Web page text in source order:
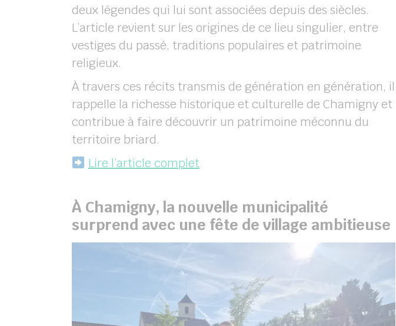
deux légendes qui lui sont associées depuis des siècles.
L’article revient sur les origines de ce lieu singulier, entre
vestiges du passé, traditions populaires et patrimoine
religieux.
À travers ces récits transmis de génération en génération, il
rappelle la richesse historique et culturelle de Chamigny et
contribue à faire découvrir un patrimoine méconnu du
territoire briard.
Lire l’article complet
À Chamigny, la nouvelle municipalité
surprend avec une fête de village ambitieuse